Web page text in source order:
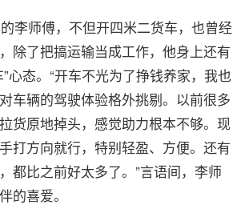
李师傅，不但开四米二货车，也曾经
除了把搞运输当成工作，他身上还有
心态。“开车不光为了挣钱养家，我也
车辆的驾驶体验格外挑剔。以前很多
货原地掉头，感觉助力根本不够。现
打方向就行，特别轻盈、方便。还有
都比之前好太多了。”言语间，李师
的喜爱。